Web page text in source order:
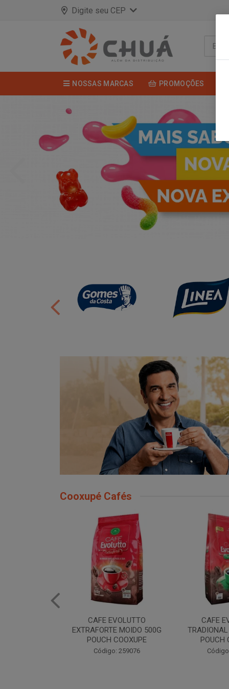
Digite seu CEP
NOSSAS MARCAS PROMOÇÕES
Cooxupé Cafés
CAFE EVOLUTTO
EXTRAFORTE MOIDO 500G
POUCH COOXUPE
Código: 259076
CAFE
POUCH